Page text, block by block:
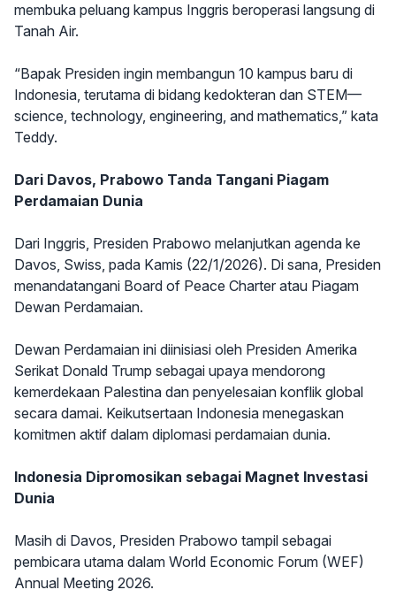
membuka peluang kampus Inggris beroperasi langsung di
Tanah Air.
“Bapak Presiden ingin membangun 10 kampus baru di
Indonesia, terutama di bidang kedokteran dan STEM—
science, technology, engineering, and mathematics,” kata
Teddy.
Dari Davos, Prabowo Tanda Tangani Piagam
Perdamaian Dunia
Dari Inggris, Presiden Prabowo melanjutkan agenda ke
Davos, Swiss, pada Kamis (22/1/2026). Di sana, Presiden
menandatangani Board of Peace Charter atau Piagam
Dewan Perdamaian.
Dewan Perdamaian ini diinisiasi oleh Presiden Amerika
Serikat Donald Trump sebagai upaya mendorong
kemerdekaan Palestina dan penyelesaian konflik global
secara damai. Keikutsertaan Indonesia menegaskan
komitmen aktif dalam diplomasi perdamaian dunia.
Indonesia Dipromosikan sebagai Magnet Investasi
Dunia
Masih di Davos, Presiden Prabowo tampil sebagai
pembicara utama dalam World Economic Forum (WEF)
Annual Meeting 2026.